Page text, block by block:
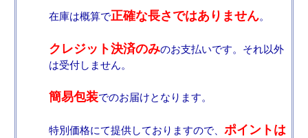
在庫は概算で正確な長さではありません。
クレジット決済のみのお支払いです。それ以外
は受付しません。
簡易包装でのお届けとなります。
特別価格にて提供しておりますので、 ポイントは